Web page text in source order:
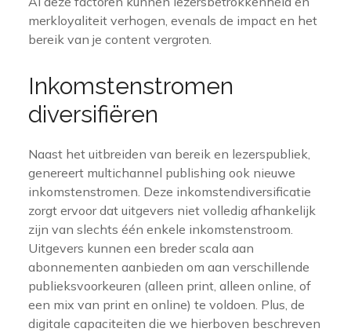
merkloyaliteit verhogen, evenals de impact en het
bereik van je content vergroten.
Inkomstenstromen
diversifiëren
Naast het uitbreiden van bereik en lezerspubliek,
genereert multichannel publishing ook nieuwe
inkomstenstromen. Deze inkomstendiversificatie
zorgt ervoor dat uitgevers niet volledig afhankelijk
zijn van slechts één enkele inkomstenstroom.
Uitgevers kunnen een breder scala aan
abonnementen aanbieden om aan verschillende
publieksvoorkeuren (alleen print, alleen online, of
een mix van print en online) te voldoen. Plus, de
digitale capaciteiten die we hierboven beschreven